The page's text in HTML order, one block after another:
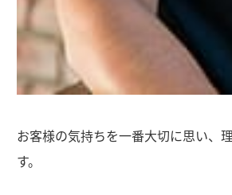
お客様の気持ちを一番大切に思い、
す。